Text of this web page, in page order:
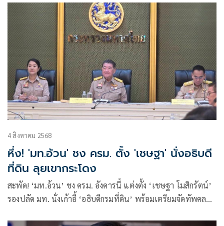
สอบผู้เกี่ยวข้อง
4 สิงหาคม 2568
หึ่ง! 'มท.อ้วน' ชง ครม. ตั้ง 'เชษฐา' นั่งอธิบดี
ที่ดิน ลุยเขากระโดง
สะพัด! ‘มท.อ้วน’ ชง ครม. อังคารนี้ แต่งตั้ง ‘เชษฐา โมสิกรัตน์’
รองปลัด มท. นั่งเก้าอี้ ‘อธิบดีกรมที่ดิน’ พร้อมเตรียมจัดทัพคลอง